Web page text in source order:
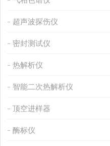
超声波探伤仪
密封测试仪
热解析仪
智能二次热解析仪
顶空进样器
酶标仪